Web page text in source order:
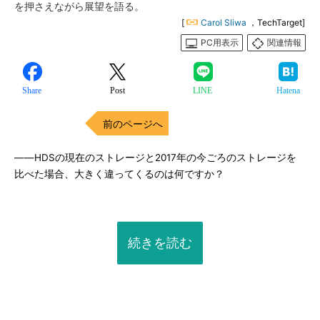
を押さえながら展望を語る。
[ Carol Sliwa ，TechTarget]
PC用表示
関連情報
Share Post LINE Hatena
前のページへ
――HDSの現在のストレージと2017年の今ごろのストレージを
比べた場合、大きく違ってくるのは何ですか？
続きを読む